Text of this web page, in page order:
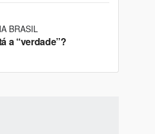
BRASIL
a “verdade”?